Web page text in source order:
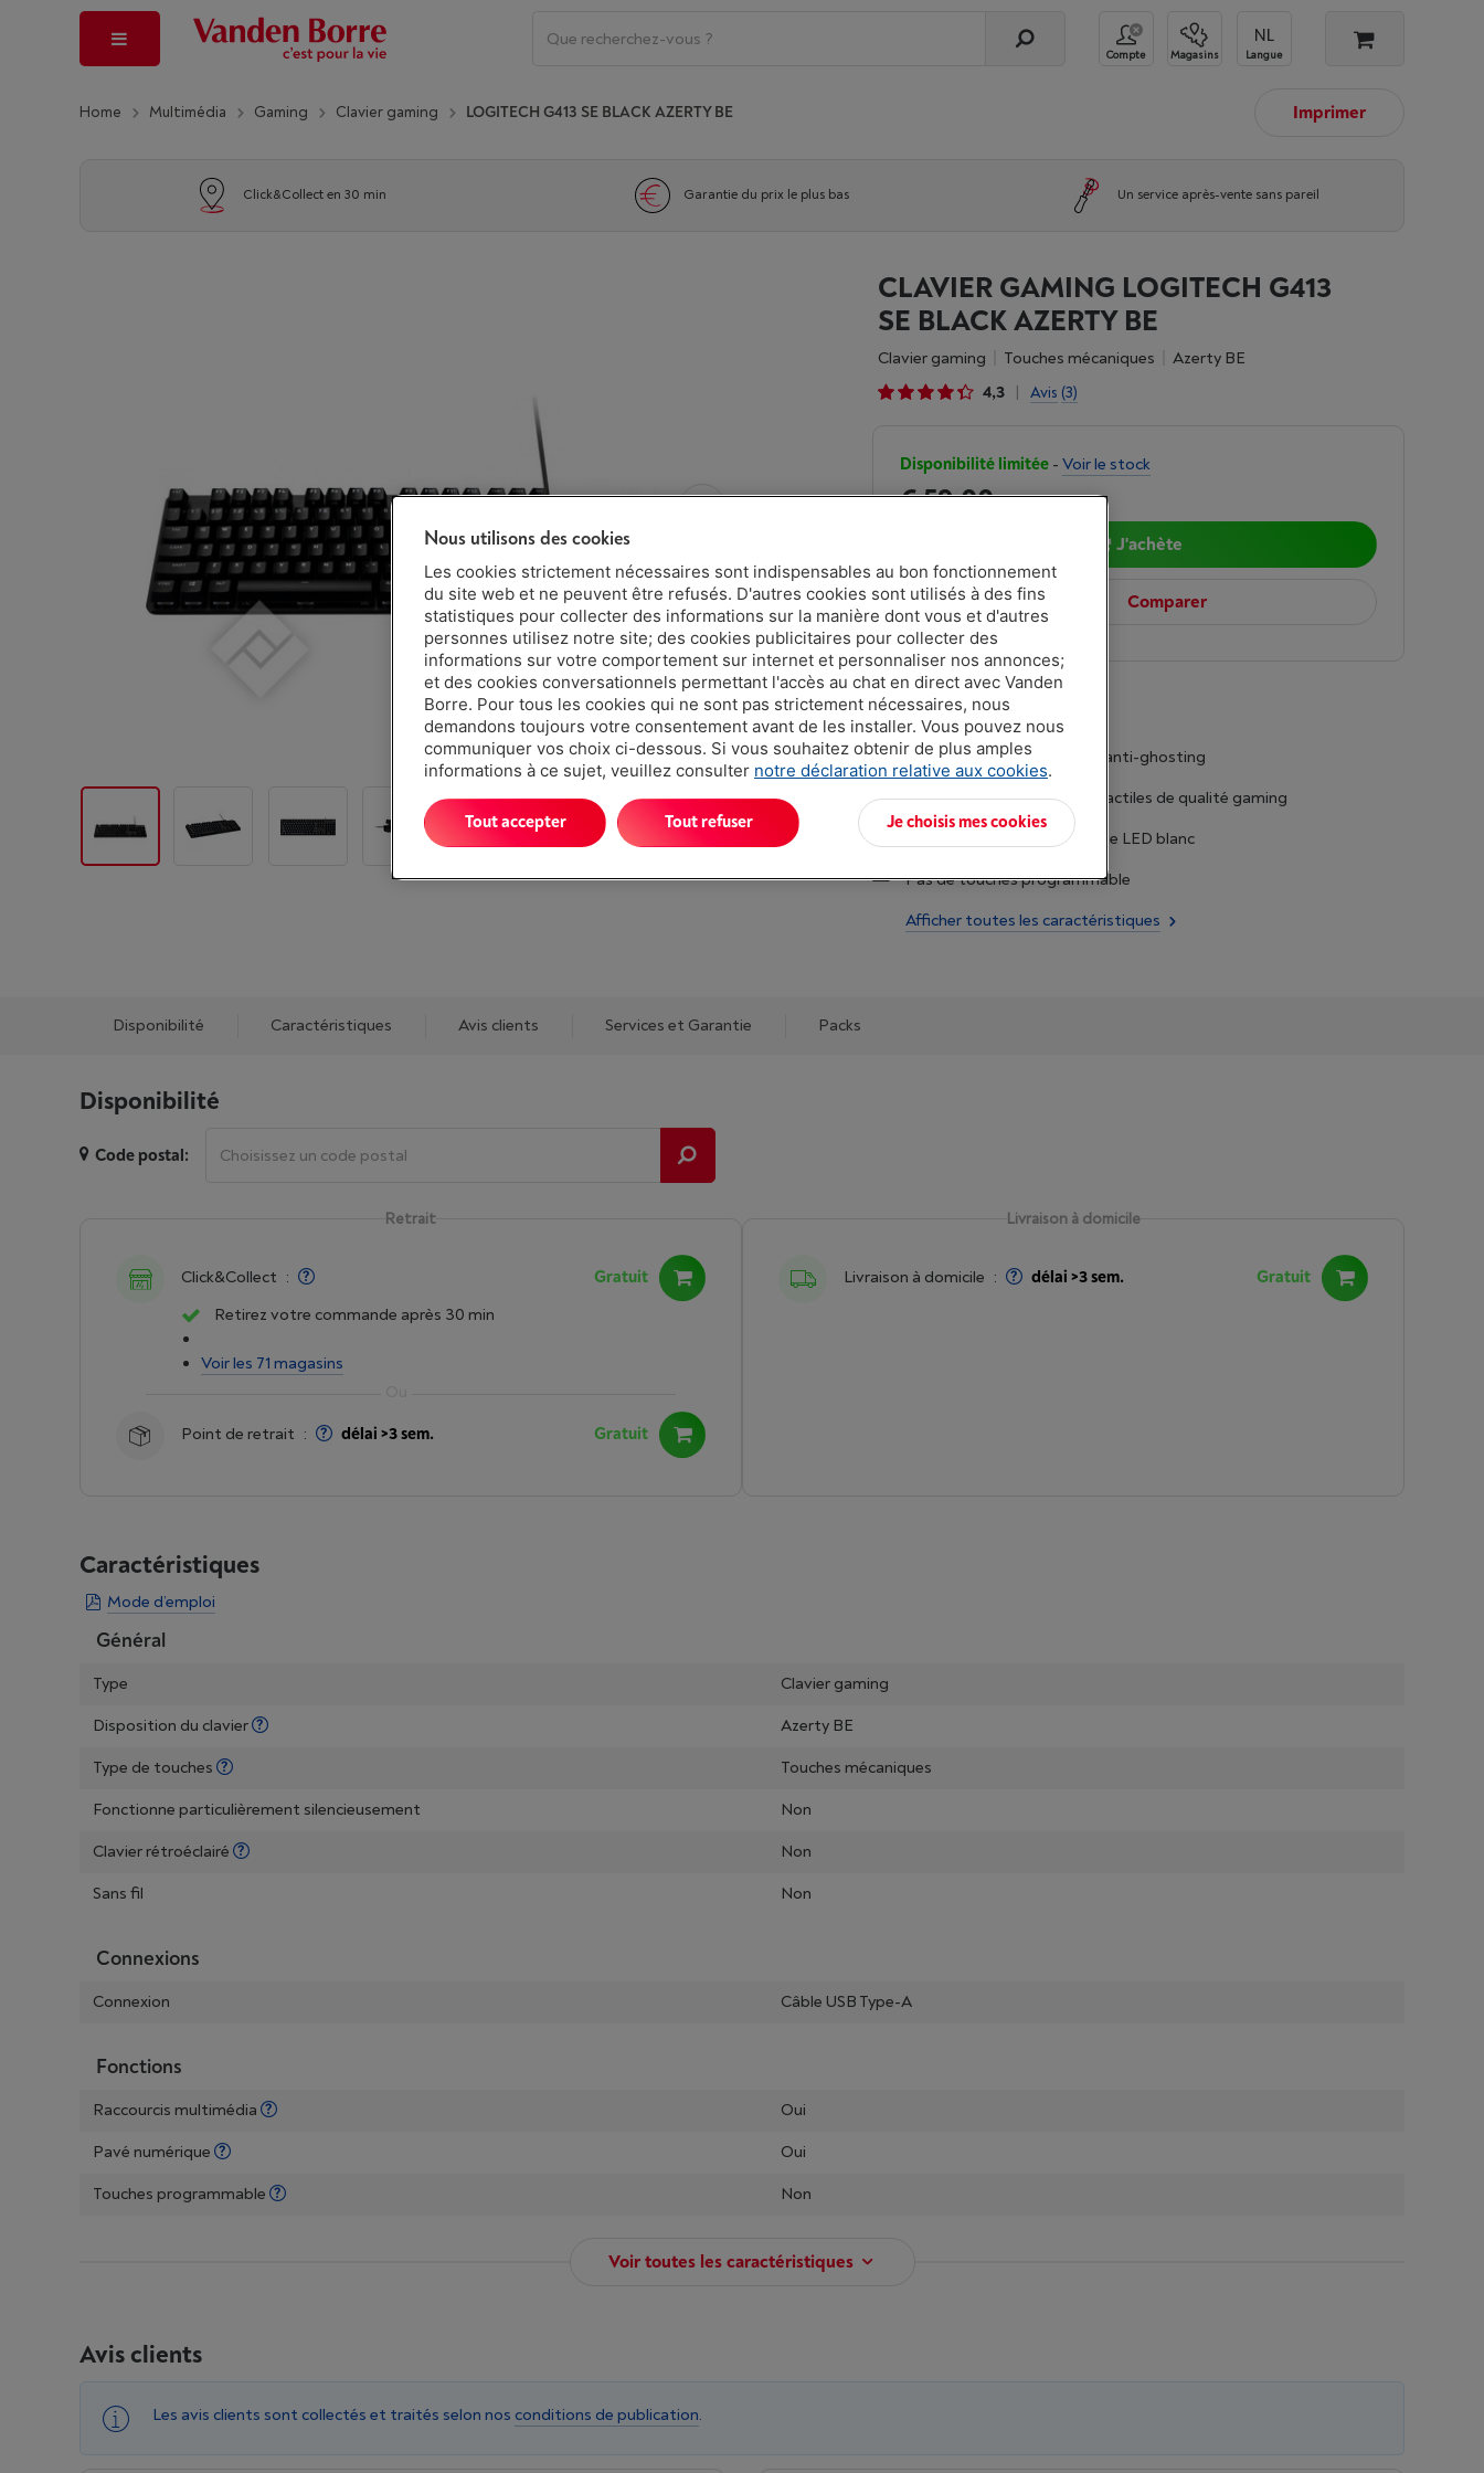
Compte Magasins Langue
Home Multimédia Gaming Clavier gaming LOGITECH G413 SE BLACK AZERTY BE Imprimer
Click&Collect en 30 min Garantie du prix le plus bas Un service après-vente sans pareil
CLAVIER GAMING LOGITECH G413
SE BLACK AZERTY BE
Clavier gaming Touches mécaniques
Azerty BE
4,3
| Avis (3)
Disponibilité limitée - Voir le stock
€ 59,00
J'achète
Comparer
´Conçu pour jouer´
Rollover de 6 touches avec anti-ghosting
Interrupteurs mécaniques tactiles de qualité gaming
Un clavier avec rétroéclairage LED blanc
Pas de touches programmable
Afficher toutes les caractéristiques
Disponibilité Caractéristiques Avis clients Services et Garantie Packs
Disponibilité
Code postal:
Livraison à domicile
Livraison à domicile : délai >3 sem. Gratuit
Retrait
Click&Collect :
Gratuit
Retirez votre commande après 30 min
Voir les 71 magasins
Point de retrait : délai >3 sem. Gratuit
Caractéristiques
Mode d’emploi
Général
Type
Clavier gaming
Disposition du clavier
Azerty BE
Type de touches
Touches mécaniques
Fonctionne particulièrement silencieusement
Non
Clavier rétroéclairé
Non
Sans fil
Non
Connexions
Connexion Câble USB Type-A
Fonctions
Raccourcis multimédia
Oui
Pavé numérique
Oui
Touches programmable
Non
Voir toutes les caractéristiques
Avis clients
Les avis clients sont collectés et traités selon nos conditions de publication.
Nous utilisons des cookies
Les cookies strictement nécessaires sont indispensables au bon fonctionnement
du site web et ne peuvent être refusés. D'autres cookies sont utilisés à des fins
statistiques pour collecter des informations sur la manière dont vous et d'autres
personnes utilisez notre site; des cookies publicitaires pour collecter des
informations sur votre comportement sur internet et personnaliser nos annonces;
et des cookies conversationnels permettant l'accès au chat en direct avec Vanden
Borre. Pour tous les cookies qui ne sont pas strictement nécessaires, nous
demandons toujours votre consentement avant de les installer. Vous pouvez nous
communiquer vos choix ci-dessous. Si vous souhaitez obtenir de plus amples
informations à ce sujet, veuillez consulter notre déclaration relative aux cookies.
Je choisis mes cookies
Tout refuser
Tout accepter